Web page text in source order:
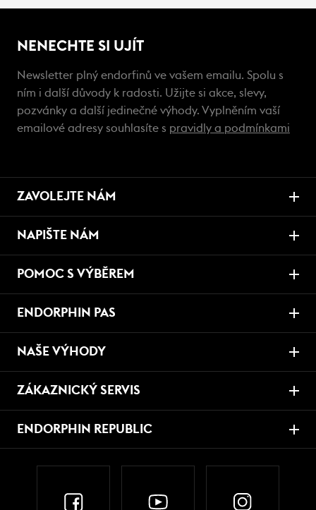
NENECHTE SI UJÍT
Newsletter plný endorfinů ve vašem emailu. Spolu s
ním i další důvody k radosti. Užijte si akce, slevy,
pozvánky a další jedinečné výhody. Vyplněním vaší
emailové adresy souhlasíte s pravidly a podmínkami
ZAVOLEJTE NÁM
NAPIŠTE NÁM
POMOC S VÝBĚREM
ENDORPHIN PAS
NAŠE VÝHODY
ZÁKAZNICKÝ SERVIS
ENDORPHIN REPUBLIC